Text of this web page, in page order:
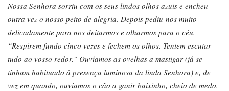
Nossa Senhora sorriu com os seus lindos olhos azuis e encheu
outra vez o nosso peito de alegria. Depois pediu-nos muito
delicadamente para nos deitarmos e olharmos para o céu.
“Respirem fundo cinco vezes e fechem os olhos. Tentem escutar
tudo ao vosso redor.” Ouvíamos as ovelhas a mastigar (já se
tinham habituado à presença luminosa da linda Senhora) e, de
vez em quando, ouvíamos o cão a ganir baixinho, cheio de medo.